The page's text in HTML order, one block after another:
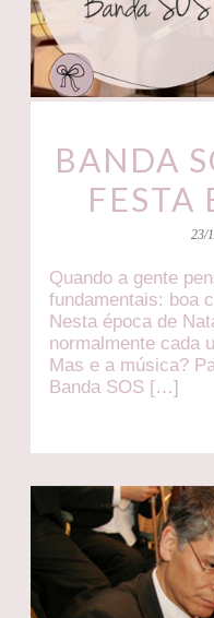
BANDA
FESTA
23/
Quando a gente
fundamentais: boa
Nesta época de
normalmente cada
Mas e a música?
Banda SOS […]